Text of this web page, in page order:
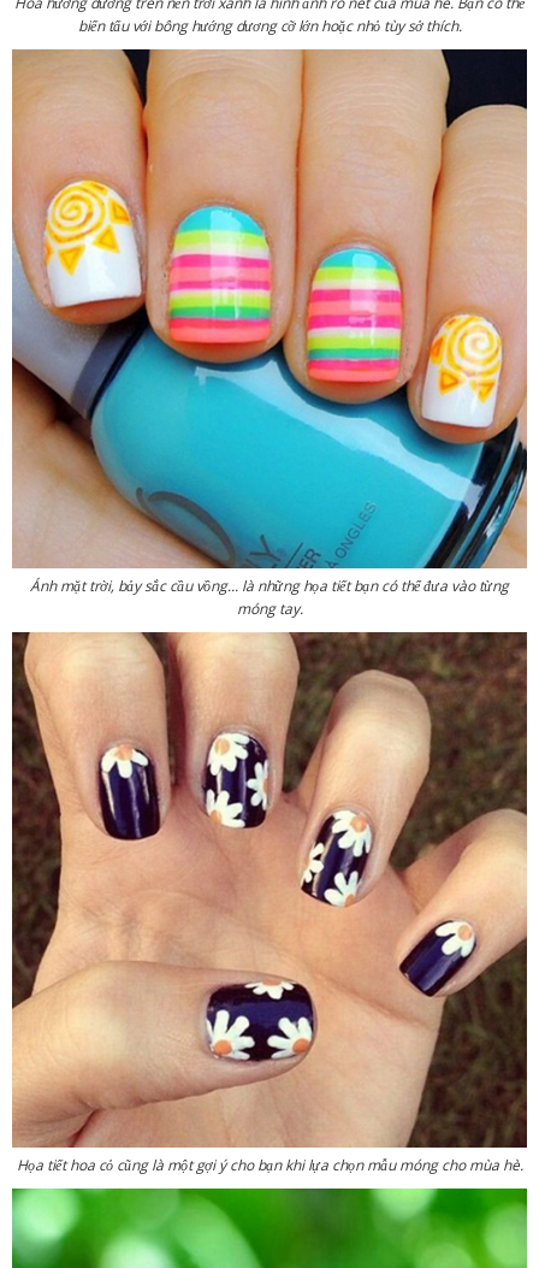
biến tấu với bông hướng dương cỡ lớn hoặc nhỏ tùy sở thích.
Ánh mặt trời, bảy sắc cầu vồng... là những họa tiết bạn có thể đưa vào từng
móng tay.
Họa tiết hoa cỏ cũng là một gợi ý cho bạn khi lựa chọn mẫu móng cho mùa hè.